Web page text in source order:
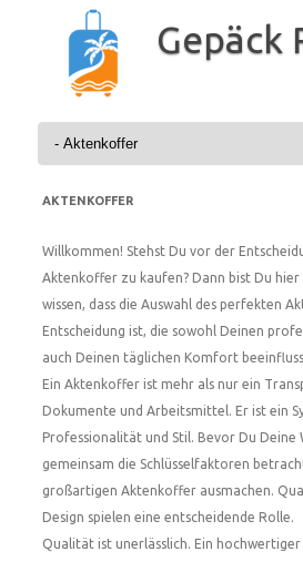
springen
Gepäck
AKTENKOFFER
Willkommen! Stehst Du vor der
Aktenkoffer zu kaufen? Dann bist Du
wissen, dass die Auswahl des perfekten
Entscheidung ist, die sowohl Deinen
auch Deinen täglichen Komfort
Ein Aktenkoffer ist mehr als nur ein
Dokumente und Arbeitsmittel. Er ist ein
Professionalität und Stil. Bevor Du Deine
gemeinsam die Schlüsselfaktoren
großartigen Aktenkoffer ausmachen.
Design spielen eine entscheidende Rolle.
Qualität ist unerlässlich. Ein